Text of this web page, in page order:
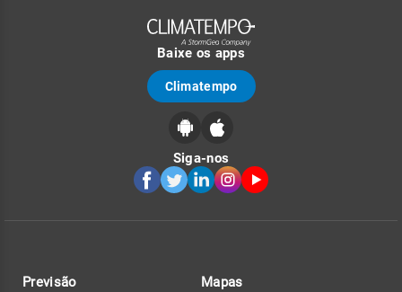
Baixe os apps
Climatempo
Siga-nos
Previsão Mapas